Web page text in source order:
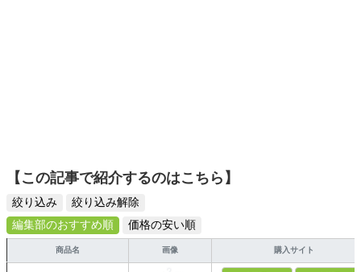
【この記事で紹介するのはこちら】
絞り込み
絞り込み解除
編集部のおすすめ順
価格の安い順
商品名 画像 購入サイト